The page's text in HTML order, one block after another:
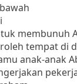
membunuh
tempat di
anak-anak